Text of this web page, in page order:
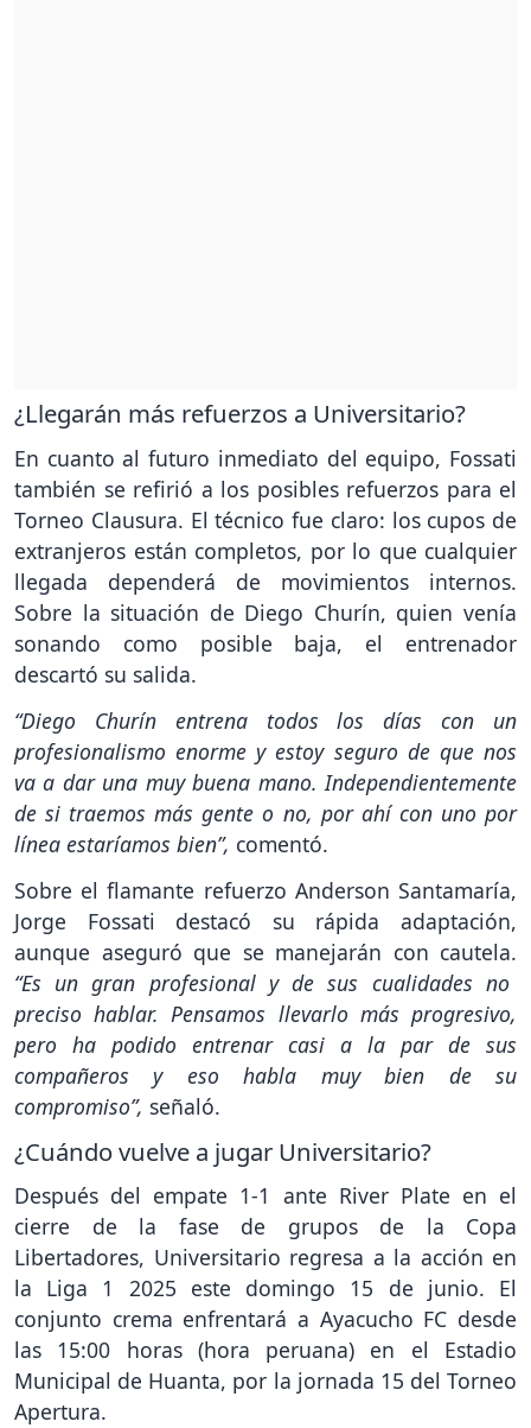
¿Llegarán más refuerzos a Universitario?
En cuanto al futuro inmediato del equipo, Fossati
también se refirió a los posibles refuerzos para el
Torneo Clausura. El técnico fue claro: los cupos de
extranjeros están completos, por lo que cualquier
llegada dependerá de movimientos internos.
Sobre la situación de Diego Churín, quien venía
sonando como posible baja, el entrenador
descartó su salida.
“Diego Churín entrena todos los días con un
profesionalismo enorme y estoy seguro de que nos
va a dar una muy buena mano. Independientemente
de si traemos más gente o no, por ahí con uno por
línea estaríamos bien”, comentó.
Sobre el flamante refuerzo Anderson Santamaría,
Jorge Fossati destacó su rápida adaptación,
aunque aseguró que se manejarán con cautela.
“Es un gran profesional y de sus cualidades no
preciso hablar. Pensamos llevarlo más progresivo,
pero ha podido entrenar casi a la par de sus
compañeros y eso habla muy bien de su
compromiso”, señaló.
¿Cuándo vuelve a jugar Universitario?
Después del empate 1-1 ante River Plate en el
cierre de la fase de grupos de la Copa
Libertadores, Universitario regresa a la acción en
la Liga 1 2025 este domingo 15 de junio. El
conjunto crema enfrentará a Ayacucho FC desde
las 15:00 horas (hora peruana) en el Estadio
Municipal de Huanta, por la jornada 15 del Torneo
Apertura.